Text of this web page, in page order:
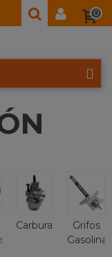
0
CarburadoresGrifos
Gasolina